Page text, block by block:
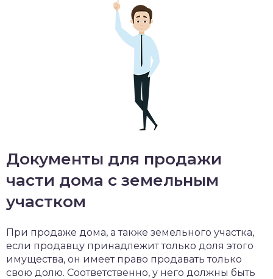
Документы для продажи
части дома с земельным
участком
При продаже дома, а также земельного участка,
если продавцу принадлежит только доля этого
имущества, он имеет право продавать только
свою долю. Соответственно, у него должны быть